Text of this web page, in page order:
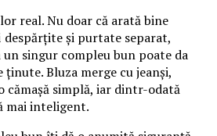
real. Nu doar că arată bine
și purtate separat,
un singur compleu bun poate da
Bluza merge cu jeanși,
cămașă simplă, iar dintr-odată
mai inteligent.